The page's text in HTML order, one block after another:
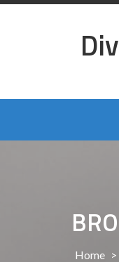
Skip
Home >